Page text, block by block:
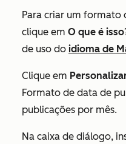
Para criar um formato
clique em O que é
de uso do idioma de
Clique em
Formato de data de
publicações por mês.
Na caixa de diálogo,